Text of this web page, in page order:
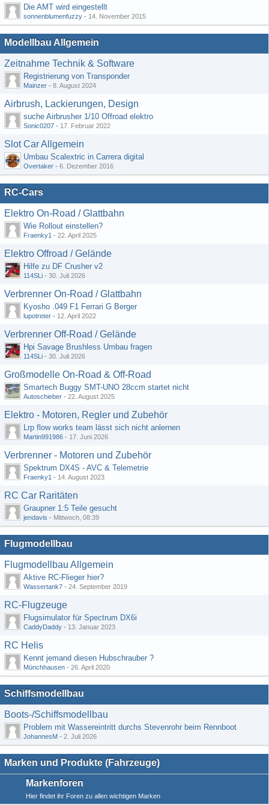
Die AMT wird eingestellt
sonnenblumenfuzzy - 14. November 2015
Modellbau Allgemein
Zeitnahme Technik & Software
Registrierung von Transponder
Mainzer - 8. August 2024
Airbrush, Lackierungen, Design
suche Airbrusher 1/10 Offroad elektro
Sonic0207 - 17. Februar 2022
Slot Car Allgemein
Umbau Scalextric in Carrera digital
Overtaker - 6. Dezember 2016
RC-Cars
Elektro On-Road / Glattbahn
Wie Rollout einstellen?
Fraenky1 - 22. April 2025
Elektro Offroad / Gelände
Hilfe zu DF Crusher v2
114SLi - 30. Juli 2026
Verbrenner On-Road / Glattbahn
Kyosho .049 F1 Ferrari G Berger
lupotreter - 12. April 2022
Verbrenner Off-Road / Gelände
Hpi Savage Brushless Umbau fragen
114SLi - 30. Juli 2026
Großmodelle On-Road & Off-Road
Smartech Buggy SMT-UNO 28ccm startet nicht
Autoschieber - 22. August 2025
Elektro - Motoren, Regler und Zubehör
Lrp flow works team lässt sich nicht anlernen
Martin991986 - 17. Juni 2026
Verbrenner - Motoren und Zubehör
Spektrum DX4S - AVC & Telemetrie
Fraenky1 - 14. August 2023
RC Car Raritäten
Graupner 1:5 Teile gesucht
jendavis - Mittwoch, 08:39
Flugmodellbau
Flugmodellbau Allgemein
Aktive RC-Flieger hier?
Wassertank7 - 24. September 2019
RC-Flugzeuge
Flugsimulator für Spectrum DX6i
CaddyDaddy - 13. Januar 2023
RC Helis
Kennt jemand diesen Hubschrauber ?
Münchhausen - 26. April 2020
Schiffsmodellbau
Boots-/Schiffsmodellbau
Problem mit Wassereintritt durchs Stevenrohr beim Rennboot
JohannesM - 2. Juli 2026
Marken und Produkte (Fahrzeuge)
Markenforen
Hier findet ihr Foren zu allen wichtigen Marken